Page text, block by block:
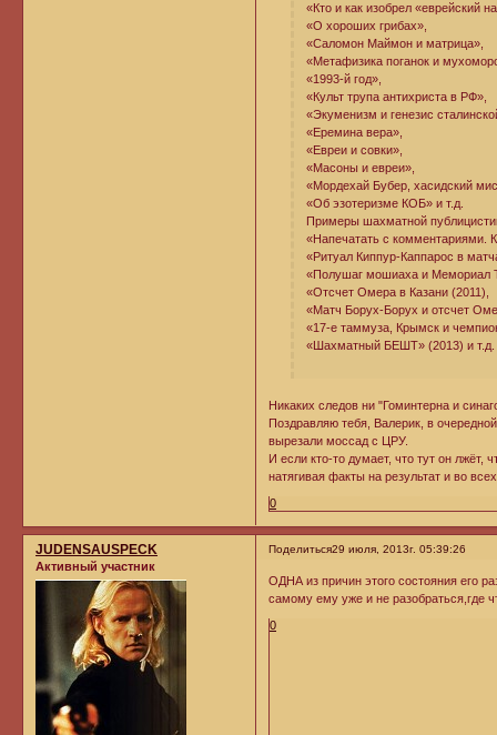
«Кто и как изобрел «еврейский
«О хороших грибах»,
«Саломон Маймон и матрица»,
«Метафизика поганок и
«1993-й год»,
«Культ трупа антихриста в РФ»,
«Экуменизм и генезис
«Еремина вера»,
«Евреи и совки»,
«Масоны и евреи»,
«Мордехай Бубер, хасидский
«Об эзотеризме КОБ» и т.д.
Примеры шахматной
«Напечатать с комментариями.
«Ритуал Киппур-Каппарос в
«Полушаг мошиаха и Мемориал
«Отсчет Омера в Казани (2011),
«Матч Борух-Борух и отсчет
«17-е таммуза, Крымск и
«Шахматный БЕШТ» (2013) и т.д.
Никаких следов ни "Гоминтерна и
Поздравляю тебя, Валерик, в
вырезали моссад с ЦРУ.
И если кто-то думает, что тут он лжёт,
натягивая факты на результат и во
0
Поделиться29 июля, 2013г. 05:39:26
JUDENSAUSPECK
Активный участник
ОДНА из причин этого состояния его
самому ему уже и не разобраться,где
0